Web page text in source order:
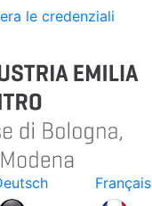
le credenziali
Français